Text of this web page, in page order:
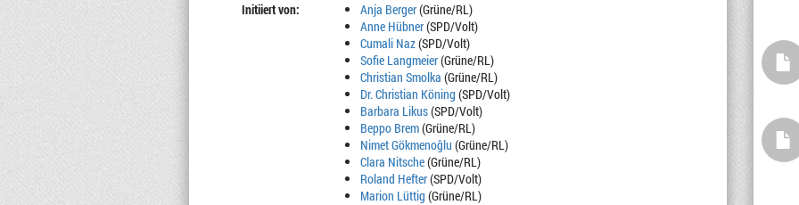
Initiiert von:
Anja Berger(Grüne/RL)
Anne Hübner(SPD/Volt)
Cumali Naz(SPD/Volt)
Sofie Langmeier(Grüne/RL)
Christian Smolka (Grüne/RL)
Dr. Christian Köning (SPD/Volt)
Barbara Likus(SPD/Volt)
Beppo Brem(Grüne/RL)
Nimet Gökmenoĝlu (Grüne/RL)
Clara Nitsche(Grüne/RL)
Roland Hefter(SPD/Volt)
Marion Lüttig (Grüne/RL)